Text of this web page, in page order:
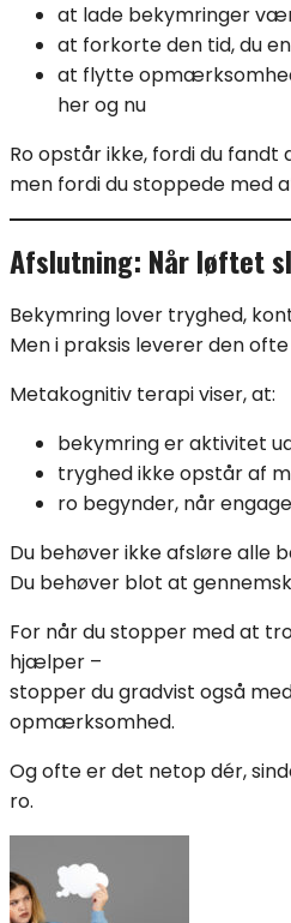
at lade bekymringer
at forkorte den tid, du
at flytte
her og nu
Ro opstår ikke, fordi du fandt
men fordi du stoppede med
Afslutning: Når løftet
Bekymring lover tryghed,
Men i praksis leverer den
Metakognitiv terapi viser, at:
bekymring er aktivitet
tryghed ikke opstår af
ro begynder, når
Du behøver ikke afsløre alle
Du behøver blot at
For når du stopper med at
hjælper –
stopper du gradvist også
opmærksomhed.
Og ofte er det netop dér,
ro.
Indlægsnavigation